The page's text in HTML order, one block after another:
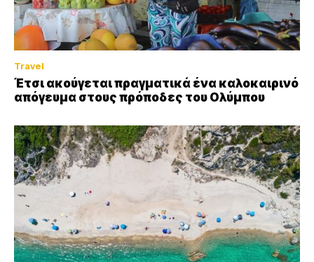
Travel
Έτσι ακούγεται πραγματικά ένα καλοκαιρινό
απόγευμα στους πρόποδες του Ολύμπου